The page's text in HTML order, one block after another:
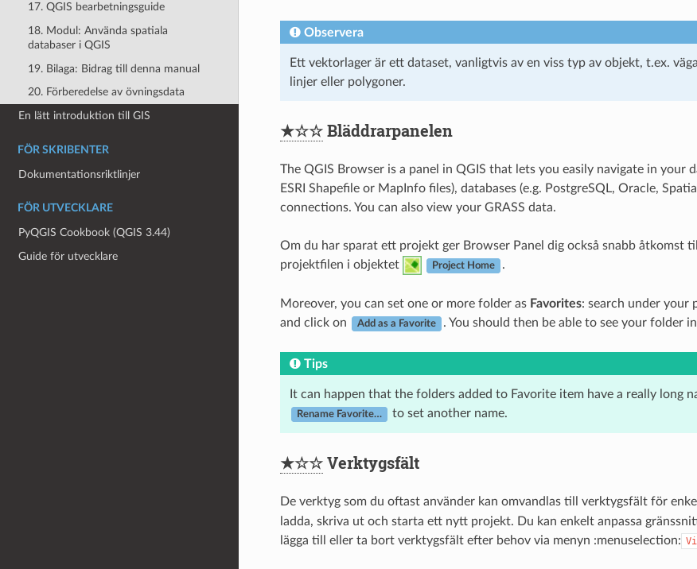
17. QGIS bearbetningsguide
18. Modul: Använda spatiala
databaser i QGIS
19. Bilaga: Bidrag till denna manual
20. Förberedelse av övningsdata
En lätt introduktion till GIS
FÖR SKRIBENTER
Dokumentationsriktlinjer
FÖR UTVECKLARE
PyQGIS Cookbook (QGIS 3.44)
Guide för utvecklare
Observera
Ett vektorlager är ett dataset, vanligtvis av en viss typ av objekt, t.ex.
linjer eller polygoner.
★☆☆Bläddrarpanelen
The QGIS Browser is a panel in QGIS that lets you easily navigate in your
ESRI Shapefile or MapInfo files), databases (e.g. PostgreSQL, Oracle,
connections. You can also view your GRASS data.
Om du har sparat ett projekt ger Browser Panel dig också snabb åtkomst
projektfilen i objektet
Project Home .
Moreover, you can set one or more folder as Favorites: search under your
and click on
Add as a Favorite . You should then be able to see your folder
Tips
It can happen that the folders added to Favorite item have a really long
Rename Favorite… to set another name.
★☆☆Verktygsfält
De verktyg som du oftast använder kan omvandlas till verktygsfält för
ladda, skriva ut och starta ett nytt projekt. Du kan enkelt anpassa
lägga till eller ta bort verktygsfält efter behov via menyn :menuselection: